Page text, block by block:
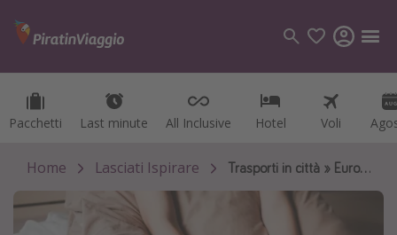
Pacchetti Last minute All Inclusive Hotel Voli
Pacchetti Last minute All Inclusive Hotel Voli
Categorie
Voli
Hotel
Vacanze
Home Lasciati Ispirare Trasporti in città » Europa